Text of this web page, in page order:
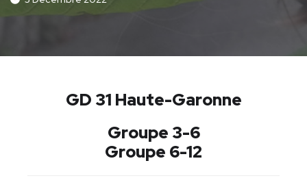
GD 31 Haute-Garonne
Groupe 3-6
Groupe 6-12